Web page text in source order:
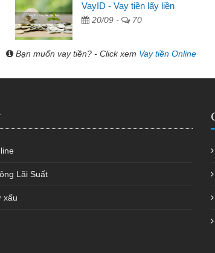
vốn nhập
tôi đã giải
Mất 2 tuần
cần có 2 triệu
được thôi. Cảm
VayID - Vay tiền lấy liền
20/09 - 70
Bạn muốn vay tiền? - Click xem Vay tiền Online
Lãi Suất
xấu